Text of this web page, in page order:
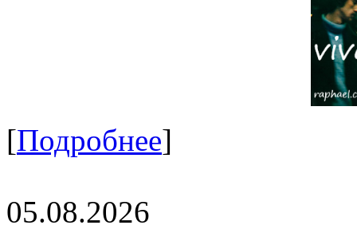
[Подробнее]
05.08.2026